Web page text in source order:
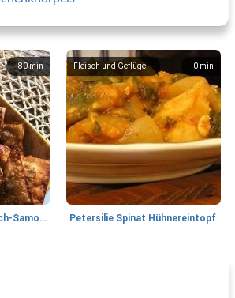
80min
traditionelle Rindfleisch-Samosas
0 min
Fleisch und Geflügel
Petersilie Spinat Hühnereintopf